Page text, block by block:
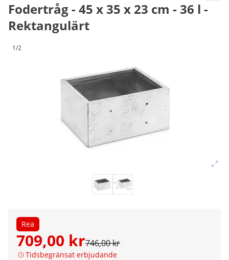
Fodertråg - 45 x 35 x 23 cm - 36 l -
Rektangulärt
1/2
Rea
709,00 kr746,00 kr
Tidsbegränsat erbjudande